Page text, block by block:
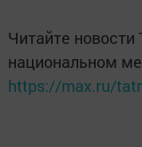
Читайте новости
национальном
https://max.ru/